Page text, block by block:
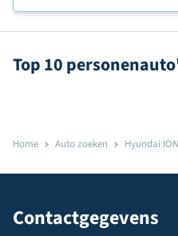
Top 10
Home Auto zoeken Hyundai
Contactgegevens